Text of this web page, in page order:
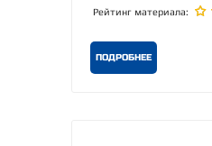
Рейтинг материала:
ПОДРОБНЕЕ